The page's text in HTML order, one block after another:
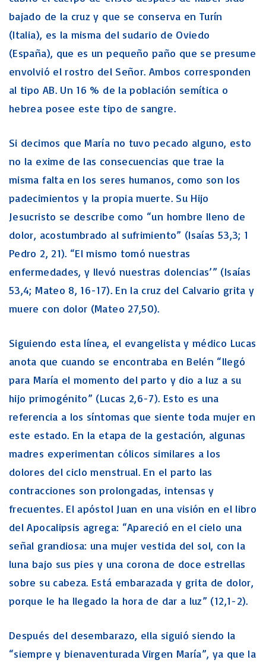
bajado de la cruz y que se conserva en Turín
(Italia), es la misma del sudario de Oviedo
(España), que es un pequeño paño que se presume
envolvió el rostro del Señor. Ambos corresponden
al tipo AB. Un 16 % de la población semítica o
hebrea posee este tipo de sangre.
Si decimos que María no tuvo pecado alguno, esto
no la exime de las consecuencias que trae la
misma falta en los seres humanos, como son los
padecimientos y la propia muerte. Su Hijo
Jesucristo se describe como “un hombre lleno de
dolor, acostumbrado al sufrimiento” (Isaías 53,3; 1
Pedro 2, 21). “El mismo tomó nuestras
enfermedades, y llevó nuestras dolencias’” (Isaías
53,4; Mateo 8, 16-17). En la cruz del Calvario grita y
muere con dolor (Mateo 27,50).
Siguiendo esta línea, el evangelista y médico Lucas
anota que cuando se encontraba en Belén “llegó
para María el momento del parto y dio a luz a su
hijo primogénito” (Lucas 2,6-7). Esto es una
referencia a los síntomas que siente toda mujer en
este estado. En la etapa de la gestación, algunas
madres experimentan cólicos similares a los
dolores del ciclo menstrual. En el parto las
contracciones son prolongadas, intensas y
frecuentes. El apóstol Juan en una visión en el libro
del Apocalipsis agrega: “Apareció en el cielo una
señal grandiosa: una mujer vestida del sol, con la
luna bajo sus pies y una corona de doce estrellas
sobre su cabeza. Está embarazada y grita de dolor,
porque le ha llegado la hora de dar a luz” (12,1-2).
Después del desembarazo, ella siguió siendo la
“siempre y bienaventurada Virgen María”, ya que la